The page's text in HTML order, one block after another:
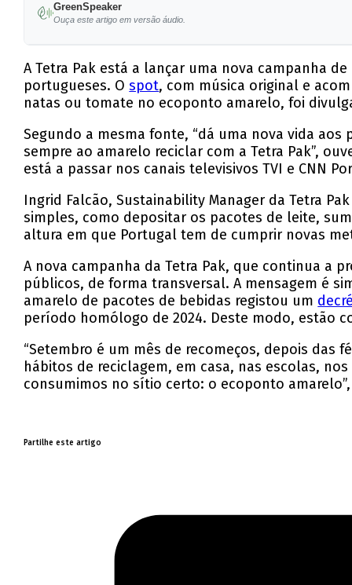
GreenSpeaker
Ouça este artigo em versão áudio.
A Tetra Pak está a lançar uma nova campanha
portugueses. Ospot, com música original e
natas ou tomate no ecoponto amarelo, foi
Segundo a mesma fonte, “dá uma nova vida
sempre ao amarelo reciclar com a Tetra Pak”,
está a passar nos canais televisivos TVI e CNN
Ingrid Falcão, Sustainability Manager da Tetra
simples, como depositar os pacotes de leite,
altura em que Portugal tem de cumprir novas
A nova campanha da Tetra Pak, que continua a
públicos, de forma transversal. A mensagem é
amarelo de pacotes de bebidas registou um
período homólogo de 2024. Deste modo, estão
“Setembro é um mês de recomeços, depois das
hábitos de reciclagem, em casa, nas escolas,
consumimos no sítio certo: o ecoponto
Partilhe este artigo